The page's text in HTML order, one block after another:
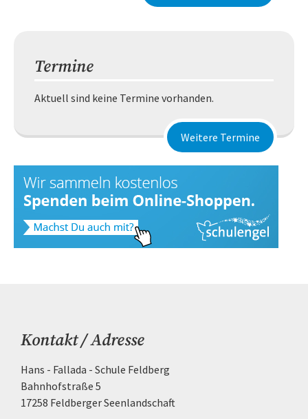
Termine
Aktuell sind keine Termine vorhanden.
Weitere Termine
Kontakt / Adresse
Hans - Fallada - Schule Feldberg
Bahnhofstraße 5
17258 Feldberger Seenlandschaft